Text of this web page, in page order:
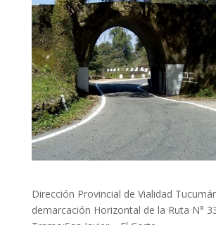
Dirección Provincial de Vialidad
demarcación Horizontal de la Ruta N°